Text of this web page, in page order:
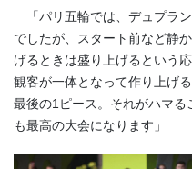
「パリ五輪では、デュプラ
でしたが、スタート前など静
げるときは盛り上げるという
観客が一体となって作り上げ
最後の1ピース。それがハマ
も最高の大会になります」